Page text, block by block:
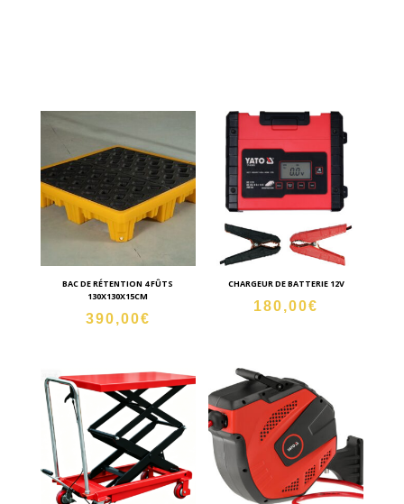
BAC DE RÉTENTION 4 FÛTS
130X130X15CM
390,00€
CHARGEUR DE BATTERIE 12V
180,00€